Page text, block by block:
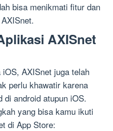
bisa menikmati fitur dan
AXISnet
AXISnet juga telah
perlu khawatir karena
di android atupun iOS.
yang bisa kamu ikuti
di App Store: